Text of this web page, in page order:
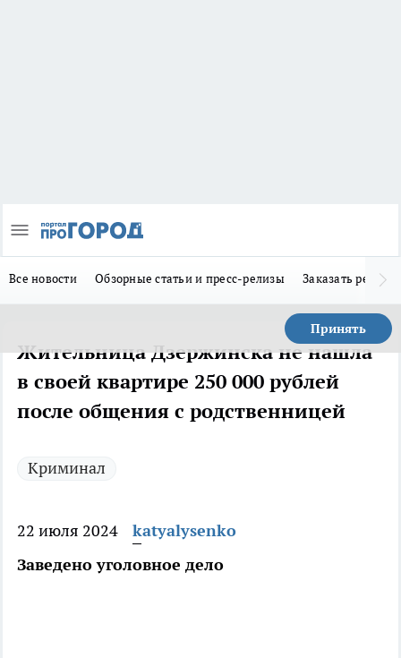
Все новости Обзорные статьи и пресс-релизы Заказать
Принять
Жительница Дзержинска не нашла
в своей квартире 250 000 рублей
после общения с родственницей
Криминал
22 июля 2024
katyalysenko
Заведено уголовное дело